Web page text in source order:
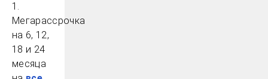
1.
Мегарассрочка
на 6, 12,
18 и 24
месяца